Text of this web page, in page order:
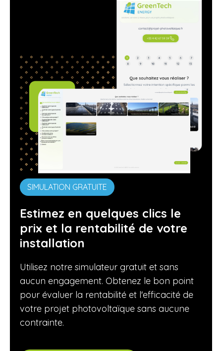
SIMULATION GRATUITE
Estimez en quelques clics le
prix et la rentabilité de votre
installation
Utilisez notre simulateur gratuit et sans
aucun engagement. Obtenez le bon point
pour évaluer la rentabilité et l'efficacité de
votre projet photovoltaïque sans aucune
contrainte.